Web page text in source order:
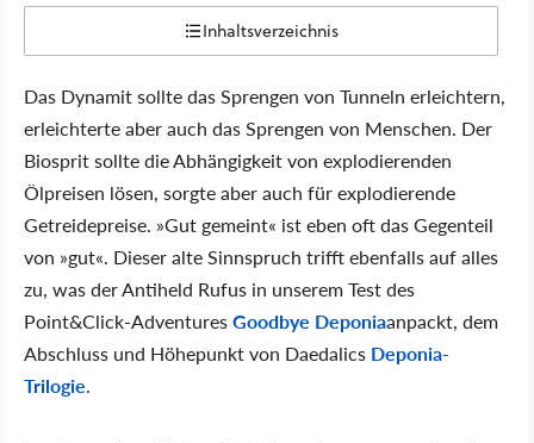
Inhaltsverzeichnis
Das Dynamit sollte das Sprengen von Tunneln erleichtern,
erleichterte aber auch das Sprengen von Menschen. Der
Biosprit sollte die Abhängigkeit von explodierenden
Ölpreisen lösen, sorgte aber auch für explodierende
Getreidepreise. »Gut gemeint« ist eben oft das Gegenteil
von »gut«. Dieser alte Sinnspruch trifft ebenfalls auf alles
zu, was der Antiheld Rufus in unserem Test des
Point&Click-AdventuresGoodbye Deponiaanpackt, dem
Abschluss und Höhepunkt von Daedalics Deponia-
Trilogie.